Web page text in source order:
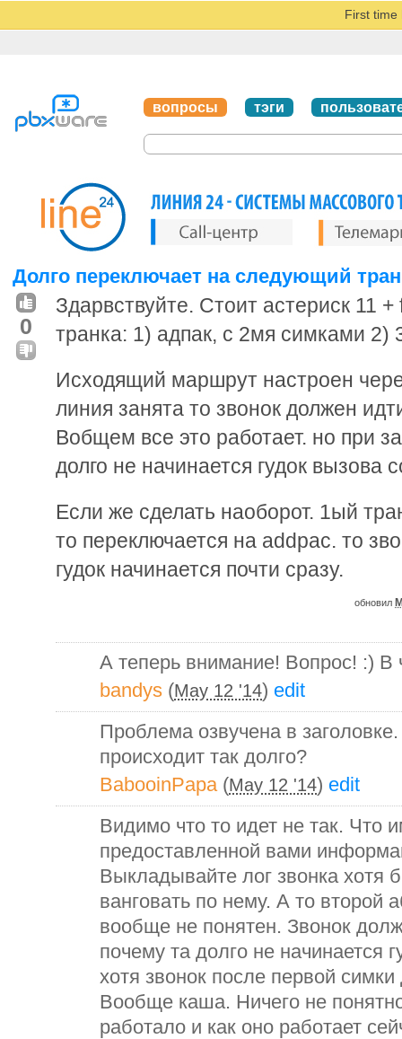
First time
вопросы тэги
Долго переключает на следующий
0
Здарвствуйте. Стоит астериск 11
транка: 1) адпак, с 2мя симками
Исходящий маршрут настроен
линия занята то звонок должен
Вобщем все это работает. но при
долго не начинается гудок вызова
Если же сделать наоборот. 1ый
то переключается на addpac. то
гудок начинается почти сразу.
обновил
А теперь внимание! Вопрос! :) В
bandys (May 12 '14) edit
Проблема озвучена в
происходит так долго?
BabooinPapa (May 12 '14) edit
Видимо что то идет не так. Что
предоставленной вами
Выкладывайте лог звонка хотя
ванговать по нему. А то второй
вообще не понятен. Звонок
почему та долго не начинается
хотя звонок после первой
Вообще каша. Ничего не
работало и как оно работает